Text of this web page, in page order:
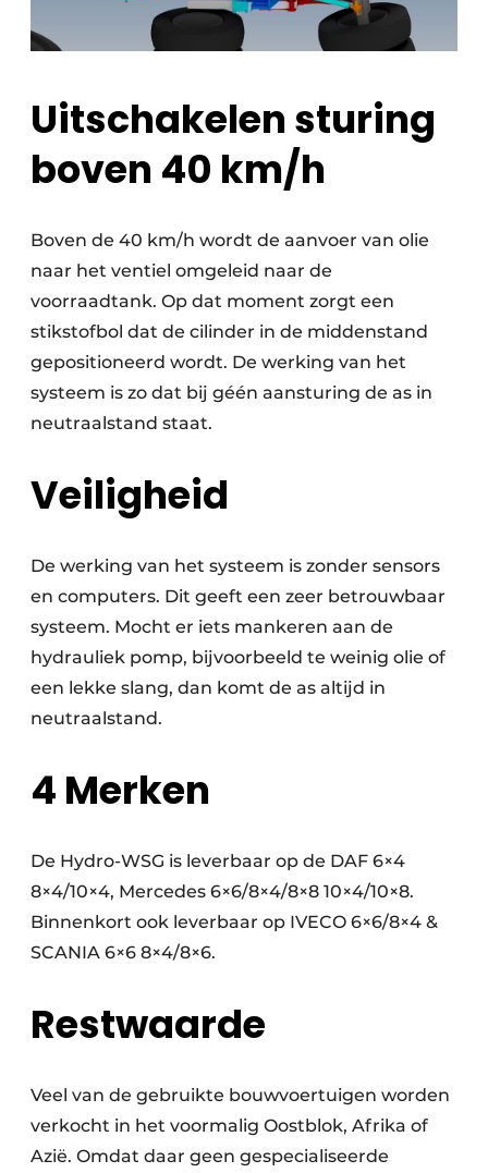
Uitschakelen sturing
boven 40 km/h
Boven de 40 km/h wordt de aanvoer van olie
naar het ventiel omgeleid naar de
voorraadtank. Op dat moment zorgt een
stikstofbol dat de cilinder in de middenstand
gepositioneerd wordt. De werking van het
systeem is zo dat bij géén aansturing de as in
neutraalstand staat.
Veiligheid
De werking van het systeem is zonder sensors
en computers. Dit geeft een zeer betrouwbaar
systeem. Mocht er iets mankeren aan de
hydrauliek pomp, bijvoorbeeld te weinig olie of
een lekke slang, dan komt de as altijd in
neutraalstand.
4 Merken
De Hydro-WSG is leverbaar op de DAF 6×4
8×4/10×4, Mercedes 6×6/8×4/8×8 10×4/10×8.
Binnenkort ook leverbaar op IVECO 6×6/8×4 &
SCANIA 6×6 8×4/8×6.
Restwaarde
Veel van de gebruikte bouwvoertuigen worden
verkocht in het voormalig Oostblok, Afrika of
Azië. Omdat daar geen gespecialiseerde